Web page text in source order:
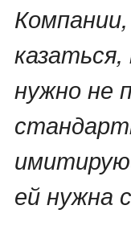
нужно не
ей нужна